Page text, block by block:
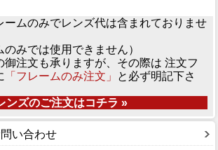
ームのみでレンズ代は含まれておりませ
みでは使用できません）
御注文も承りますが、その際は 注文フ
「フレームのみ注文」
と必ず明記下さ
ンズのご注文はコチラ »
い合わせ